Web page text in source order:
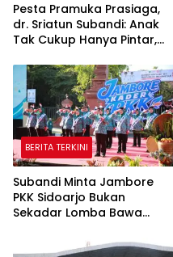
Pesta Pramuka Prasiaga,
dr. Sriatun Subandi: Anak
Tak Cukup Hanya Pintar,
Dibentuk Sejak Dini
BERITA TERKINI
Subandi Minta Jambore
PKK Sidoarjo Bukan
Sekadar Lomba Bawa
untuk Warga